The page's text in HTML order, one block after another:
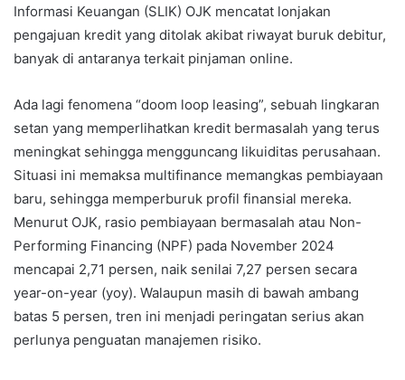
Informasi Keuangan (SLIK) OJK mencatat lonjakan
pengajuan kredit yang ditolak akibat riwayat buruk debitur,
banyak di antaranya terkait pinjaman online.
Ada lagi fenomena “doom loop leasing”, sebuah lingkaran
setan yang memperlihatkan kredit bermasalah yang terus
meningkat sehingga mengguncang likuiditas perusahaan.
Situasi ini memaksa multifinance memangkas pembiayaan
baru, sehingga memperburuk profil finansial mereka.
Menurut OJK, rasio pembiayaan bermasalah atau Non-
Performing Financing (NPF) pada November 2024
mencapai 2,71 persen, naik senilai 7,27 persen secara
year-on-year (yoy). Walaupun masih di bawah ambang
batas 5 persen, tren ini menjadi peringatan serius akan
perlunya penguatan manajemen risiko.